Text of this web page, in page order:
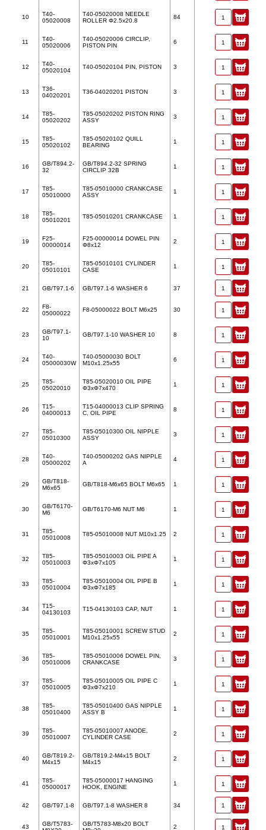
10
T40-
05020008
T40-05020008 NEEDLE
ROLLER Φ2.5x20.8
84
11
T40-
05020006
T40-05020006 CIRCLIP,
PISTON PIN
6
12
T40-
05020104
T40-05020104 PIN, PISTON 3
13
T36-
04020201
T36-04020201 PISTON 3
14
T85-
05020202
T85-05020202 PISTON RING
ASSY
3
15
T85-
05020102
T85-05020102 QUILL
BEARING
1
16
GB/T894.2-
32
GB/T894.2-32 SPRING
CIRCLIP 32B
1
17
T85-
05010000
T85-05010000 CRANKCASE
ASSY
1
18
T85-
05010201
T85-05010201 CRANKCASE 1
19
F25-
00000014
F25-00000014 DOWEL PIN
Φ8x12
2
20
T85-
05010101
T85-05010101 CYLINDER
CASE
1
21 GB/T97.1-6 GB/T97.1-6 WASHER 6 37
22
F8-
05000022
F8-05000022 BOLT M6x25 30
23
GB/T97.1-
10
GB/T97.1-10 WASHER 10 8
24
T40-
05000030W
T40-05000030 BOLT
M10x1.25x55
6
25
T85-
05020010
T85-05020010 OIL PIPE
Φ3xΦ7x470
1
26
T15-
04000013
T15-04000013 CLIP SPRING
C, OIL PIPE
8
27
T85-
05010300
T85-05010300 OIL NIPPLE
ASSY
3
28
T40-
05000202
T40-05000202 GAS NIPPLE
A
4
29
GB/T818-
M6x65
GB/T818-M6x65 BOLT M6x65 1
30
GB/T6170-
M6
GB/T6170-M6 NUT M6 1
31
T85-
05010008
T85-05010008 NUT M10x1.25 2
32
T85-
05010003
T85-05010003 OIL PIPE A
Φ3xΦ7x105
1
33
T85-
05010004
T85-05010004 OIL PIPE B
Φ3xΦ7x185
1
34
T15-
04130103
T15-04130103 CAP, NUT 1
35
T85-
05010001
T85-05010001 SCREW STUD
M10x1.25x55
2
36
T85-
05010006
T85-05010006 DOWEL PIN,
CRANKCASE
3
37
T85-
05010005
T85-05010005 OIL PIPE C
Φ3xΦ7x210
1
38
T85-
05010400
T85-05010400 GAS NIPPLE
ASSY B
1
39
T85-
05010007
T85-05010007 ANODE,
CYLINDER CASE
2
40
GB/T819.2-
M4x15
GB/T819.2-M4x15 BOLT
M4x15
2
41
T85-
05000017
T85-05000017 HANGING
HOOK, ENGINE
1
42 GB/T97.1-8 GB/T97.1-8 WASHER 8 34
43
GB/T5783-
GB/T5783-M8x20 BOLT
2